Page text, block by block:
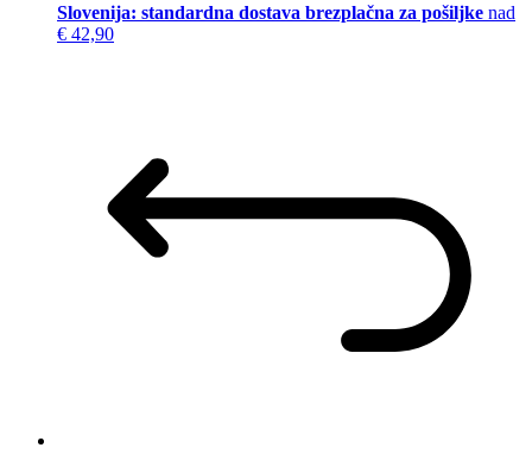
Slovenija: standardna dostava brezplačna za pošiljke nad
€ 42,90